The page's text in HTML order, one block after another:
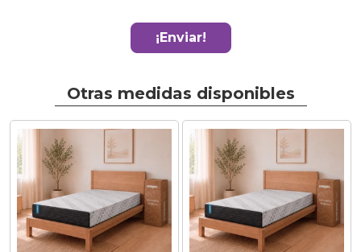
¡Enviar!
Otras medidas disponibles